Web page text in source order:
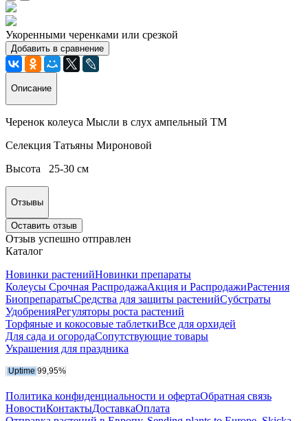
Укоренными черенками или срезкой
Добавить в сравнение
Описание
Черенок колеуса Мысли в слух ампельный ТМ
Селекция Татьяны Мироновой
Высота 25-30 см
Отзывы
Оставить отзыв
Отзыв успешно отправлен
Каталог
Новинки растенийНовинки препараты
Колеусы Срочная РаспродажаАкция и РаспродажиРастения
БиопрепаратыСредства для защиты растенийСубстраты
УдобренияРегуляторы роста растений
Торфяные и кокосовые таблеткиВсе для орхидей
Для сада и огородаСопутствующие товары
Украшения для праздника
Политика конфиденциальности и офертаОбратная связь
НовостиКонтактыДоставкаОплата